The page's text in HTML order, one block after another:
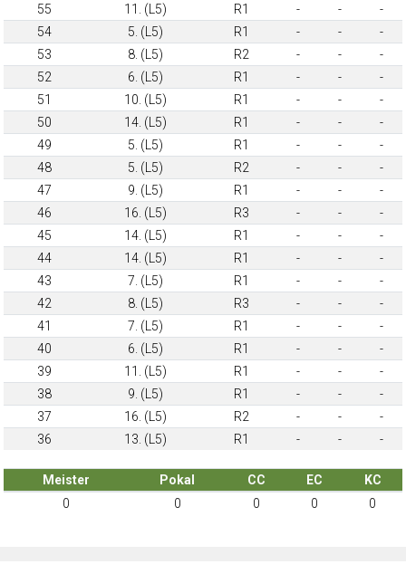
55
11. (L5) R1 - -
-
54
5. (L5) R1 - -
-
53
8. (L5) R2 - -
-
52
6. (L5) R1 - -
-
51
10. (L5) R1 - -
-
50
14. (L5) R1 - -
-
49
5. (L5) R1 - -
-
48
5. (L5) R2 - -
-
47
9. (L5) R1 - -
-
46
16. (L5) R3 - -
-
45
14. (L5) R1 - -
-
44
14. (L5) R1 - -
-
43
7. (L5) R1 - -
-
42
8. (L5) R3 - -
-
41
7. (L5) R1 - -
-
40
6. (L5) R1 - -
-
39
11. (L5) R1 - -
-
38
9. (L5) R1 - -
-
37
16. (L5) R2 - -
-
36
13. (L5) R1 - - -
Meister Pokal CC EC
KC
0
0 0 0 0